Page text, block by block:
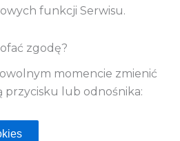
funkcji Serwisu.
zgodę?
momencie zmienić
przycisku lub odnośnika: